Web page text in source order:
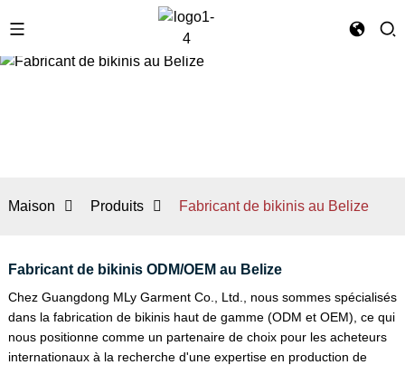
Maison Produits Fabricant de bikinis au Belize
Fabricant de bikinis ODM/OEM au Belize
Chez Guangdong MLy Garment Co., Ltd., nous sommes spécialisés
dans la fabrication de bikinis haut de gamme (ODM et OEM), ce qui
nous positionne comme un partenaire de choix pour les acheteurs
internationaux à la recherche d'une expertise en production de